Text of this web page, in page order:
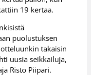
19 kertaa.
puolustuksen
takaisin
uusia seikkailuja,
Risto Piipari.